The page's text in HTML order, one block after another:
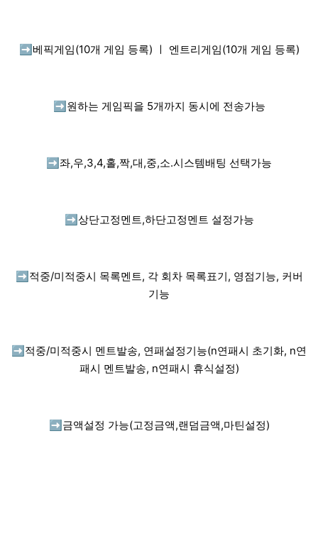
➡️ 베픽게임(10개 게임 등록) ㅣ 엔트리게임(10개 게임 등록)
➡️ 원하는 게임픽을 5개까지 동시에 전송가능
➡️ 좌,우,3,4,홀,짝,대,중,소.시스템배팅 선택가능
➡️ 상단고정멘트,하단고정멘트 설정가능
➡️ 적중/미적중시 목록멘트, 각 회차 목록표기, 영점기능, 커버
기능
➡️ 적중/미적중시 멘트발송, 연패설정기능(n연패시 초기화, n연
패시 멘트발송, n연패시 휴식설정)
➡️ 금액설정 가능(고정금액,랜덤금액,마틴설정)